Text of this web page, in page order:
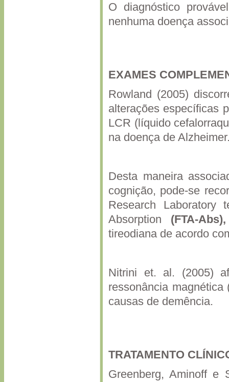
O diagnóstico
nenhuma doença
EXAMES
Rowland (2005)
alterações específicas
LCR (líquido
na doença de
Desta maneira
cognição, pode-se
Research Laboratory
Absorption (FTA-Abs),
tireodiana de acordo
Nitrini et. al. (2005)
ressonância
causas de demência.
TRATAMENTO
Greenberg, Aminoff e